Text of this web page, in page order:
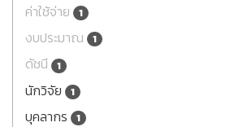
ค่าใช้จ่าย 1
งบประมาณ 1
ดัชนี 1
นักวิจัย 1
บุคลากร 1